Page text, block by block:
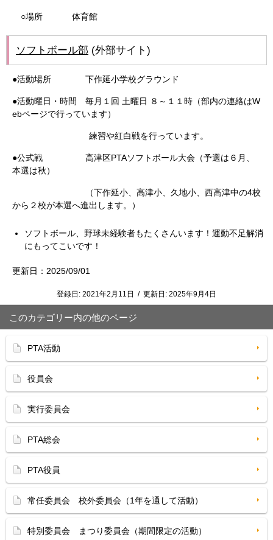
○場所 体育館
ソフトボール部 (外部サイト)
●活動場所 下作延小学校グラウンド
●活動曜日・時間 毎月１回 土曜日 ８～１１時（部内の連絡はW
ebページで行っています）
練習や紅白戦を行っています。
●公式戦 高津区PTAソフトボール大会（予選は６月、
本選は秋）
（下作延小、高津小、久地小、西高津中の4校
から２校が本選へ進出します。）
ソフトボール、野球未経験者もたくさんいます！運動不足解消
にもってこいです！
更新日：2025/09/01
登録日: 2021年2月11日 / 更新日: 2025年9月4日
このカテゴリー内の他のページ
PTA活動
役員会
実行委員会
PTA総会
PTA役員
常任委員会 校外委員会（1年を通して活動）
特別委員会 まつり委員会（期間限定の活動）